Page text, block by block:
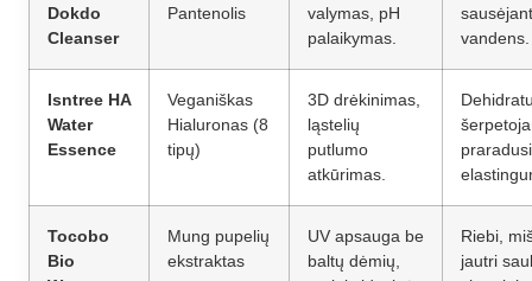
Dokdo
Cleanser
Pantenolis
valymas, pH
palaikymas.
vandens.
Isntree HA
Water
Essence
Veganiškas
Hialuronas (8
tipų)
3D drėkinimas,
ląstelių
putlumo
atkūrimas.
praradusi
Tocobo
Bio
Mung pupelių
ekstraktas
UV apsauga be
baltų dėmių,
Riebi,
jautri